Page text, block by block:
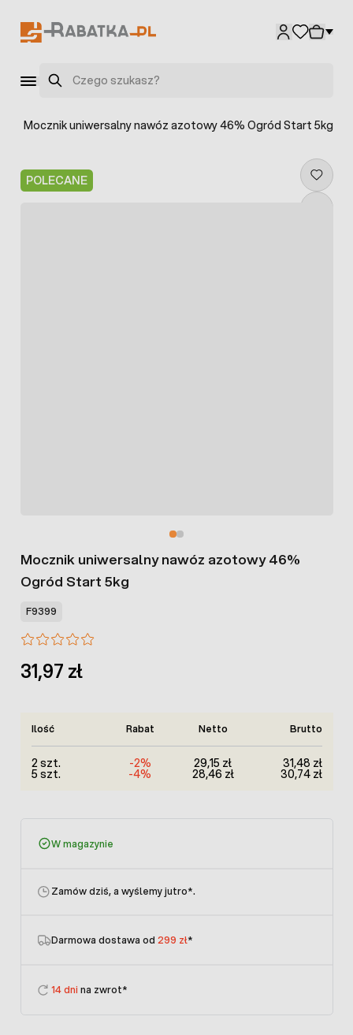
Szukaj
Mocznik uniwersalny nawóz azotowy 46% Ogród Start 5kg
POLECANE
Mocznik uniwersalny nawóz azotowy 46%
Ogród Start 5kg
F9399
31,97 zł
Ilość Rabat Netto Brutto
2 szt. -2% 29,15 zł 31,48 zł
5 szt. -4% 28,46 zł 30,74 zł
W magazynie
Zamów dziś, a wyślemy jutro*.
Darmowa dostawa od 299 zł*
14 dni na zwrot*